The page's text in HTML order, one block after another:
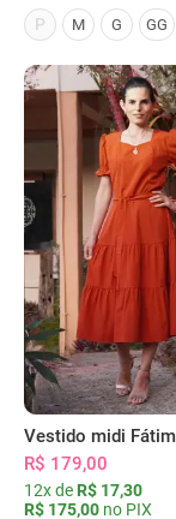
P
M G GG
R$ 179,00
12x de R$ 17,30
R$ 175,00 no PIX